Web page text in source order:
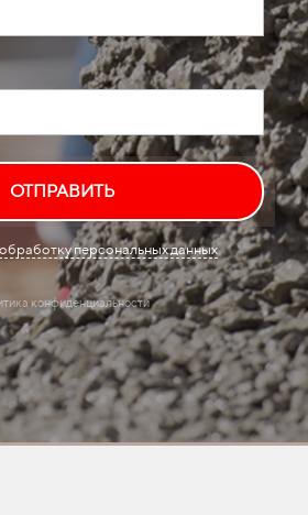
ОТПРАВИТЬ
обработку персональных данных
конфиденциальности